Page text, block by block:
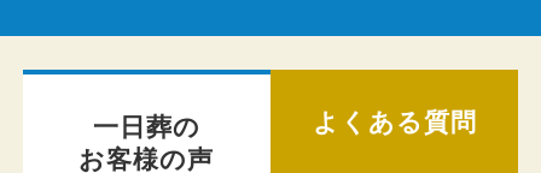
一日葬の
お客様の声
よくある質問